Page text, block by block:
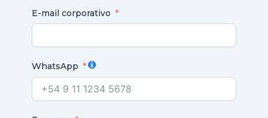
E-mail corporativo
WhatsApp